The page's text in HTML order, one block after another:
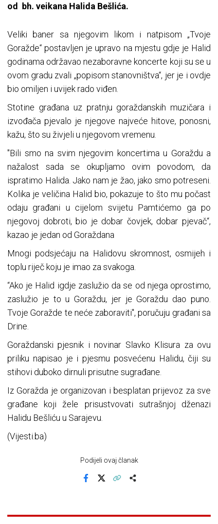
od bh. veikana Halida Bešlića.
Veliki baner sa njegovim likom i natpisom „Tvoje
Goražde“ postavljen je upravo na mjestu gdje je Halid
godinama održavao nezaboravne koncerte koji su se u
ovom gradu zvali „popisom stanovništva“, jer je i ovdje
bio omiljen i uvijek rado viđen.
Stotine građana uz pratnju goraždanskih muzičara i
izvođača pjevalo je njegove najveće hitove, ponosni,
kažu, što su živjeli u njegovom vremenu.
"Bili smo na svim njegovim koncertima u Goraždu a
nažalost sada se okupljamo ovim povodom, da
ispratimo Halida. Jako nam je žao, jako smo potreseni.
Kolika je veličina Halid bio, pokazuje to što mu počast
odaju građani u cijelom svijetu Pamtićemo ga po
njegovoj dobroti, bio je dobar čovjek, dobar pjevač“,
kazao je jedan od Goraždana
Mnogi podsjećaju na Halidovu skromnost, osmijeh i
toplu riječ koju je imao za svakoga.
“Ako je Halid igdje zaslužio da se od njega oprostimo,
zaslužio je to u Goraždu, jer je Goraždu dao puno.
Tvoje Goražde te neće zaboraviti", poručuju građani sa
Drine.
Goraždanski pjesnik i novinar Slavko Klisura za ovu
priliku napisao je i pjesmu posvećenu Halidu, čiji su
stihovi duboko dirnuli prisutne sugrađane.
Iz Goražda je organizovan i besplatan prijevoz za sve
građane koji žele prisustvovati sutrašnjoj dženazi
Halidu Bešliću u Sarajevu.
(Vijesti.ba)
Podijeli ovaj članak